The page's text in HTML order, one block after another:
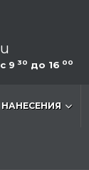
c 9 30 до 16 00